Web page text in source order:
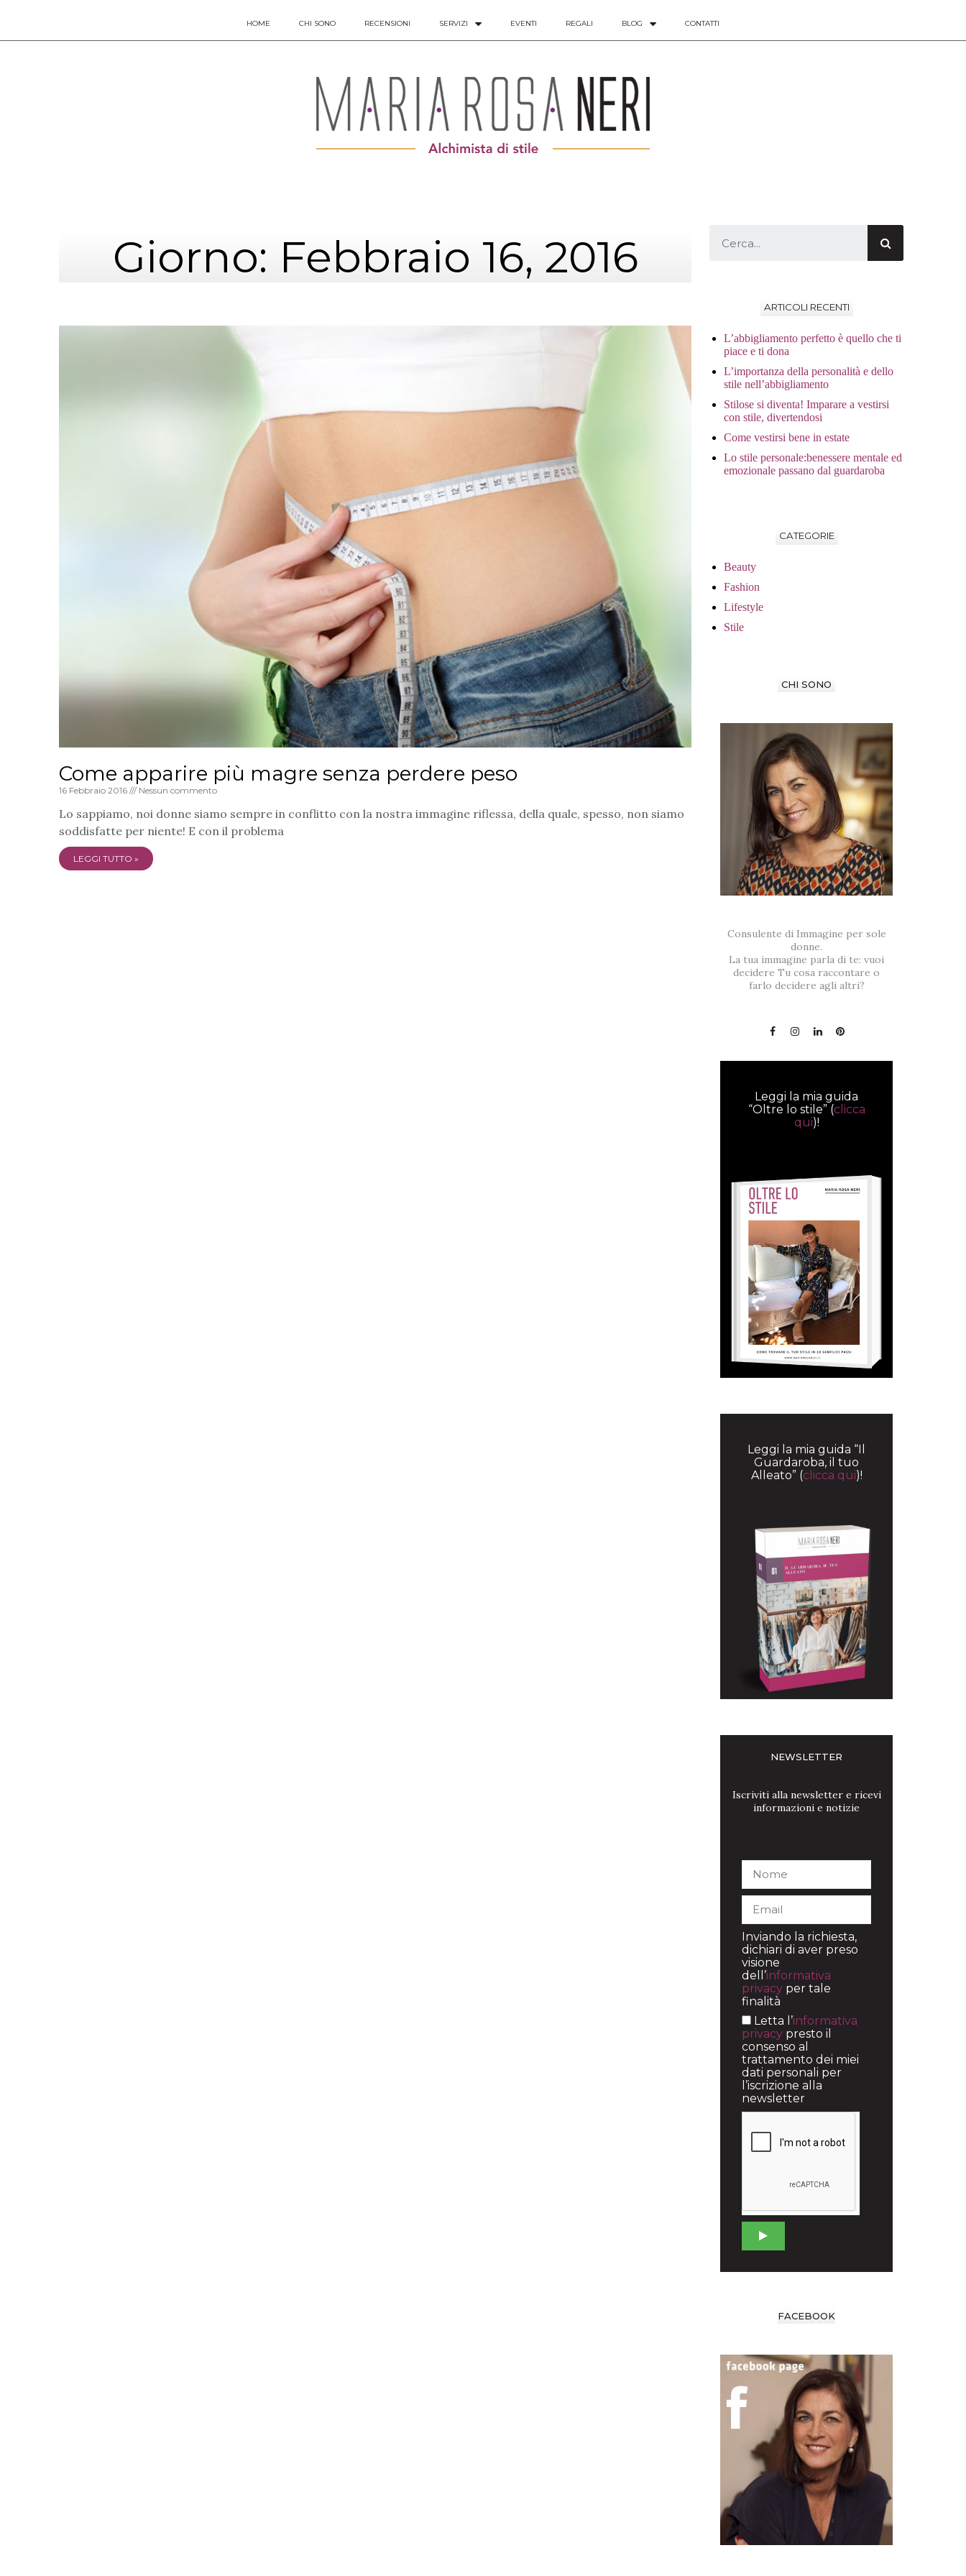
HOME CHI SONO RECENSIONI SERVIZI EVENTI REGALI BLOG CONTATTI
Giorno: Febbraio 16, 2016
Come apparire più magre senza perdere peso
16 Febbraio 2016 Nessun commento
Lo sappiamo, noi donne siamo sempre in conflitto con la nostra immagine riflessa, della quale, spesso, non siamo
soddisfatte per niente! E con il problema
LEGGI TUTTO »
ARTICOLI RECENTI
L’abbigliamento perfetto è quello che ti
piace e ti dona
L’importanza della personalità e dello
stile nell’abbigliamento
Stilose si diventa! Imparare a vestirsi
con stile, divertendosi
Come vestirsi bene in estate
Lo stile personale:benessere mentale ed
emozionale passano dal guardaroba
CATEGORIE
Beauty
Fashion
Lifestyle
Stile
CHI SONO
Consulente di Immagine per sole
donne.
La tua immagine parla di te: vuoi
decidere Tu cosa raccontare o
farlo decidere agli altri?
Leggi la mia guida
“Oltre lo stile” (clicca
qui)!
Leggi la mia guida “Il
Guardaroba, il tuo
Alleato” (clicca qui)!
NEWSLETTER
Iscriviti alla newsletter e ricevi
informazioni e notizie
Inviando la richiesta,
dichiari di aver preso
visione
dell’informativa
privacy per tale
finalità
Letta l’informativa
privacy presto il
consenso al
trattamento dei miei
dati personali per
l’iscrizione alla
newsletter
FACEBOOK